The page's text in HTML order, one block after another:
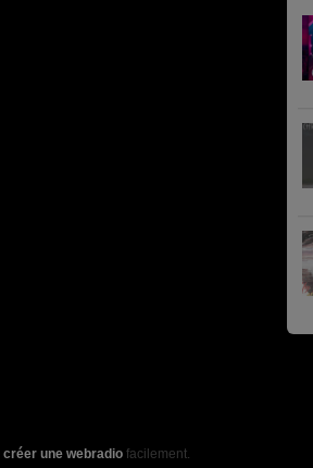
créer une webradio facilement.